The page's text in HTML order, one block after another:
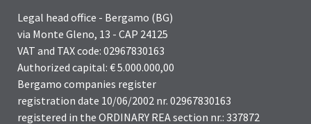
Legal head office - Bergamo (BG)
via Monte Gleno, 13 - CAP 24125
VAT and TAX code: 02967830163
Authorized capital: € 5.000.000,00
Bergamo companies register
registration date 10/06/2002 nr. 02967830163
registered in the ORDINARY REA section nr.: 337872